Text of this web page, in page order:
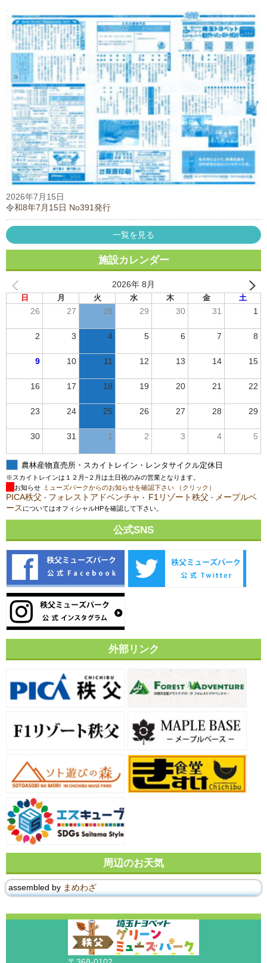
2026年7月15日
令和8年7月15日 No391発行
一覧を見る
施設カレンダー
2026年 8月
日 月 火 水 木 金 土
26 27 28 29 30 31 1
2 3 4 5 6 7 8
9 10 11 12 13 14 15
16 17 18 19 20 21 22
23 24 25 26 27 28 29
30 31 1 2 3 4 5
農林産物直売所・スカイトレイン・レンタサイクル定休日
※スカイトレインは１２月~２月は土日祝のみの営業となります。
お知らせ ミューズパークからのお知らせを確認下さい （クリック）
PICA秩父 ・ フォレストアドベンチャ ・ F1リゾート秩父 ・ メープルベ
ース についてはオフィシャルHPを確認して下さい。
公式SNS
外部リンク
周辺のお天気
assembled by まめわざ